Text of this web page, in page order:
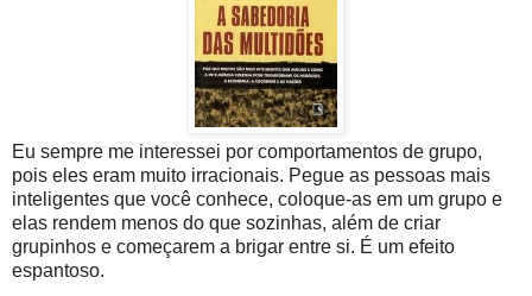
Eu sempre me interessei por comportamentos de grupo,
pois eles eram muito irracionais. Pegue as pessoas mais
inteligentes que você conhece, coloque-as em um grupo e
elas rendem menos do que sozinhas, além de criar
grupinhos e começarem a brigar entre si. É um efeito
espantoso.